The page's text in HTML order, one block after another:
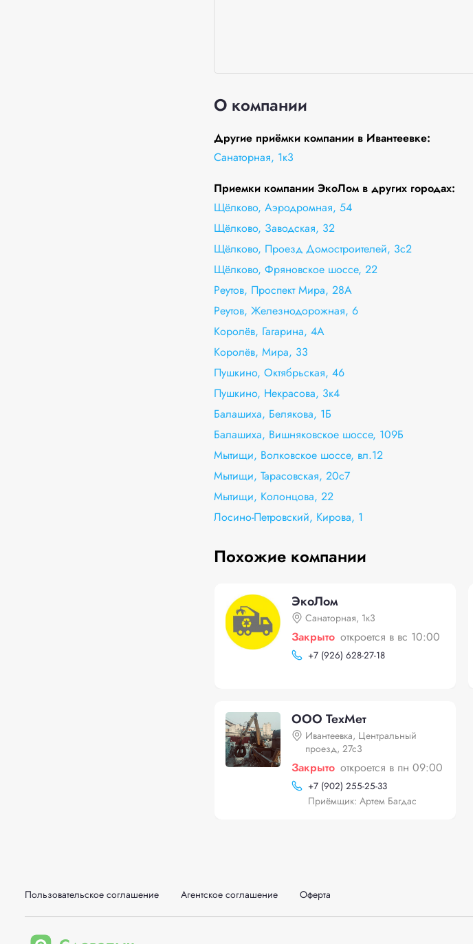
О компании
Другие приёмки компании в Ивантеевке:
Санаторная, 1к3
Приемки компании ЭкоЛом в других городах:
Щёлково, Аэродромная, 54
Щёлково, Заводская, 32
Щёлково, Проезд Домостроителей, 3с2
Щёлково, Фряновское шоссе, 22
Реутов, Проспект Мира, 28А
Реутов, Железнодорожная, 6
Королёв, Гагарина, 4А
Королёв, Мира, 33
Пушкино, Октябрьская, 46
Пушкино, Некрасова, 3к4
Балашиха, Белякова, 1Б
Балашиха, Вишняковское шоссе, 109Б
Мытищи, Волковское шоссе, вл.12
Мытищи, Тарасовская, 20с7
Мытищи, Колонцова, 22
Лосино-Петровский, Кирова, 1
Похожие компании
ЭкоЛом
Санаторная, 1к3
Закрыто откроется в вс 10:00
+7 (926) 628-27-18
ООО ТехМет
Ивантеевка, Центральный
проезд, 27с3
Закрыто откроется в пн 09:00
+7 (902) 255-25-33
Приёмщик: Артем Багдас
Пользовательское соглашение Агентское соглашение Оферта